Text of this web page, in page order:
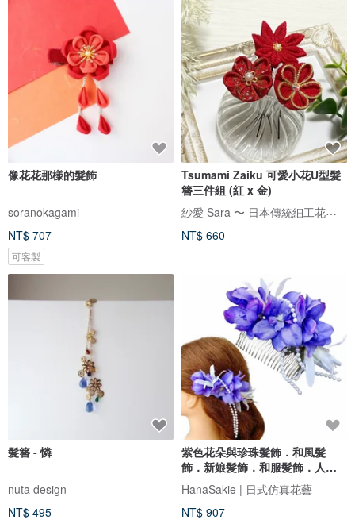
像花花那樣的髮飾
soranokagami
NT$ 707
可客製
Tsumami Zaiku 可愛小花U型髮
簪三件組 (紅 x 金)
紗愛 Sara 〜 日本傳統細工花手作
NT$ 660
髮簪 - 憐
nuta design
NT$ 495
紫色花朵與珍珠髮飾．和風髮
飾．新娘髮飾．和服髮飾．人造
花髮飾．梳式髮夾
HanaSakie | 日式仿真花藝
NT$ 907